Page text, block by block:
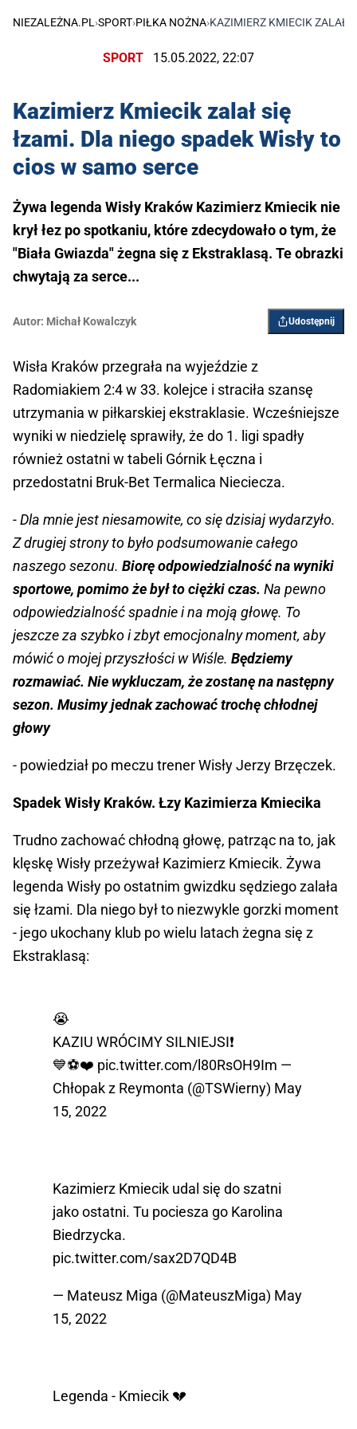
NIEZALEŻNA.PL›SPORT›PIŁKA NOŻNA›KAZIMIERZ KMIECIK ZALAŁ
SPORT 15.05.2022, 22:07
Kazimierz Kmiecik zalał się
łzami. Dla niego spadek Wisły to
cios w samo serce
Żywa legenda Wisły Kraków Kazimierz Kmiecik nie
krył łez po spotkaniu, które zdecydowało o tym, że
"Biała Gwiazda" żegna się z Ekstraklasą. Te obrazki
chwytają za serce...
Autor: Michał Kowalczyk Udostępnij
Wisła Kraków przegrała na wyjeździe z
Radomiakiem 2:4 w 33. kolejce i straciła szansę
utrzymania w piłkarskiej ekstraklasie. Wcześniejsze
wyniki w niedzielę sprawiły, że do 1. ligi spadły
również ostatni w tabeli Górnik Łęczna i
przedostatni Bruk-Bet Termalica Nieciecza.
- Dla mnie jest niesamowite, co się dzisiaj wydarzyło.
Z drugiej strony to było podsumowanie całego
naszego sezonu. Biorę odpowiedzialność na wyniki
sportowe, pomimo że był to ciężki czas. Na pewno
odpowiedzialność spadnie i na moją głowę. To
jeszcze za szybko i zbyt emocjonalny moment, aby
mówić o mojej przyszłości w Wiśle. Będziemy
rozmawiać. Nie wykluczam, że zostanę na następny
sezon. Musimy jednak zachować trochę chłodnej
głowy
- powiedział po meczu trener Wisły Jerzy Brzęczek.
Spadek Wisły Kraków. Łzy Kazimierza Kmiecika
Trudno zachować chłodną głowę, patrząc na to, jak
klęskę Wisły przeżywał Kazimierz Kmiecik. Żywa
legenda Wisły po ostatnim gwizdku sędziego zalała
się łzami. Dla niego był to niezwykle gorzki moment
- jego ukochany klub po wielu latach żegna się z
Ekstraklasą:
😭
KAZIU WRÓCIMY SILNIEJSI❗️
💙⚽️❤️ pic.twitter.com/l80RsOH9Im —
Chłopak z Reymonta (@TSWierny) May
15, 2022
Kazimierz Kmiecik udal się do szatni
jako ostatni. Tu pociesza go Karolina
Biedrzycka.
pic.twitter.com/sax2D7QD4B
— Mateusz Miga (@MateuszMiga) May
15, 2022
Legenda - Kmiecik 💔